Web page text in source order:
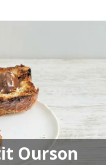
Ourson